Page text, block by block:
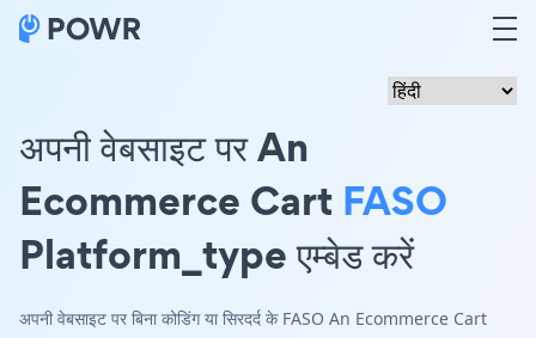
अपनी वेबसाइट पर An
Ecommerce Cart FASO
Platform_type एम्बेड करें
अपनी वेबसाइट पर बिना कोडिंग या सिरदर्द के FASO An Ecommerce Cart